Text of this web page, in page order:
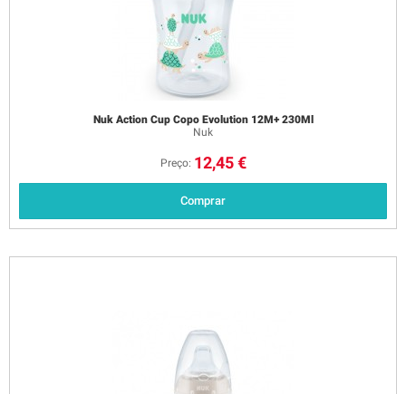
Nuk Action Cup Copo Evolution 12M+ 230Ml
Nuk
Preço: 12,45 €
Comprar